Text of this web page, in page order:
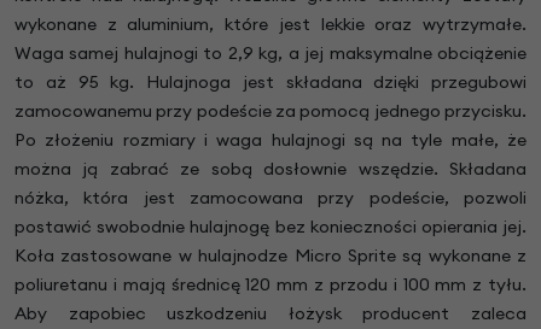
wykonane z aluminium, które jest lekkie oraz wytrzymałe.
Waga samej hulajnogi to 2,9 kg, a jej maksymalne obciążenie
to aż 95 kg. Hulajnoga jest składana dzięki przegubowi
zamocowanemu przy podeście za pomocą jednego przycisku.
Po złożeniu rozmiary i waga hulajnogi są na tyle małe, że
można ją zabrać ze sobą dosłownie wszędzie. Składana
nóżka, która jest zamocowana przy podeście, pozwoli
postawić swobodnie hulajnogę bez konieczności opierania jej.
Koła zastosowane w hulajnodze Micro Sprite są wykonane z
poliuretanu i mają średnicę 120 mm z przodu i 100 mm z tyłu.
Aby zapobiec uszkodzeniu łożysk producent zaleca